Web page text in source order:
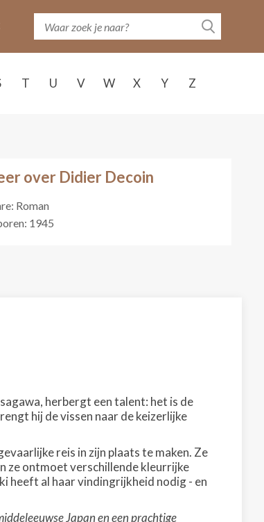
T U V W X Y Z
over Didier Decoin
Roman
1945
herbergt een talent: het is de
hij de vissen naar de keizerlijke
reis in zijn plaats te maken. Ze
ze ontmoet verschillende kleurrijke
heeft al haar vindingrijkheid nodig - en
Japan en een prachtige